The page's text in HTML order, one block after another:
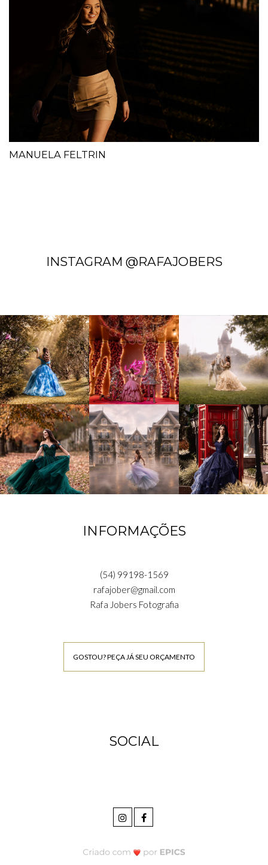
MANUELA FELTRIN
INSTAGRAM @RAFAJOBERS
INFORMAÇÕES
(54) 99198-1569
rafajober@gmail.com
Rafa Jobers Fotografia
GOSTOU? PEÇA JÁ SEU ORÇAMENTO
SOCIAL